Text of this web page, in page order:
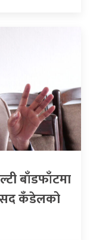
बाँडफाँटमा
कँडेलको